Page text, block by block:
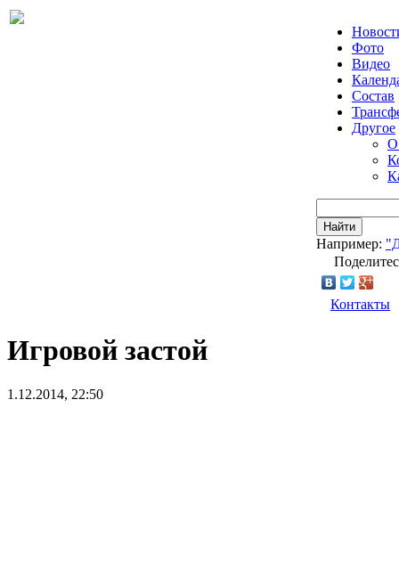
Фото
Видео
Состав
Другое
О
Найти
Например:
Контакты
Игровой застой
1.12.2014, 22:50